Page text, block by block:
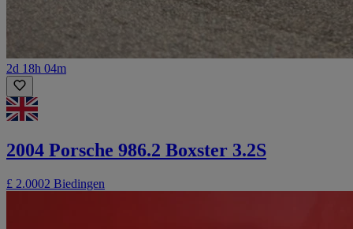
2d 18h 04m
2004 Porsche 986.2 Boxster 3.2S
£ 2.0002 Biedingen